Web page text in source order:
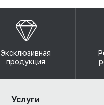
Эксклюзивная
продукция
Услуги